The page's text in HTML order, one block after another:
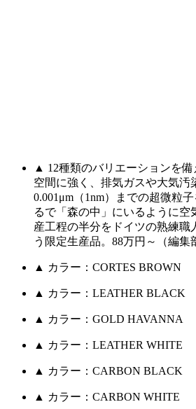
▲ 12種類のバリエーションを
空間に強く、排気ガスや大気汚
0.001μm（1nm）までの超微粒
るで「森の中」にいるように空
産工程の半分をドイツの熟練職
う限定生産品。88万円～（編集
▲ カラー：CORTES BROWN
▲ カラー：LEATHER BLACK
▲ カラー：GOLD HAVANNA
▲ カラー：LEATHER WHITE
▲ カラー：CARBON BLACK
▲ カラー：CARBON WHITE